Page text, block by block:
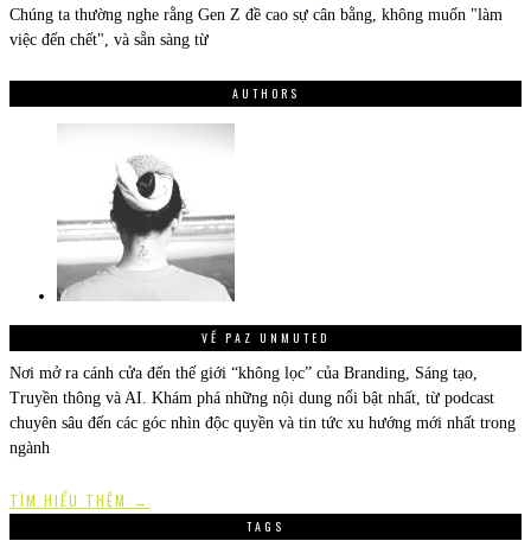
Chúng ta thường nghe rằng Gen Z đề cao sự cân bằng, không muốn "làm
việc đến chết", và sẵn sàng từ
AUTHORS
VỀ PAZ UNMUTED
Nơi mở ra cánh cửa đến thế giới “không lọc” của Branding, Sáng tạo,
Truyền thông và AI. Khám phá những nội dung nổi bật nhất, từ podcast
chuyên sâu đến các góc nhìn độc quyền và tin tức xu hướng mới nhất trong
ngành
TÌM HIỂU THÊM →
TAGS